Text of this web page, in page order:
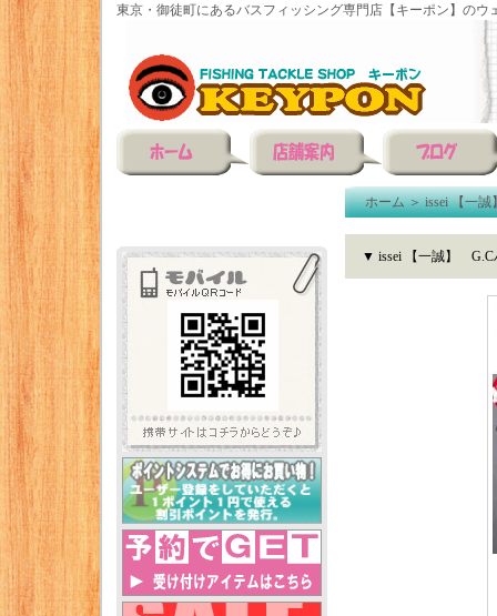
東京・御徒町にあるバスフィッシング専門店【キーポン】のウ
ホーム＞issei 【一誠
▼ issei 【一誠】 G.C